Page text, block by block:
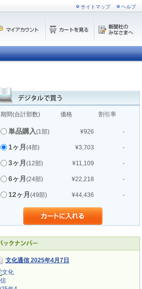
サイトマップ ヘルプ
期間(合計部数) 価格 割引率
単品購入(1部) ¥926 -
1ヶ月 (4部) ¥3,703 -
3ヶ月 (12部) ¥11,109 -
6ヶ月 (24部) ¥22,218 -
12ヶ月 (49部) ¥44,436 -
文化通信 2025年4月7日